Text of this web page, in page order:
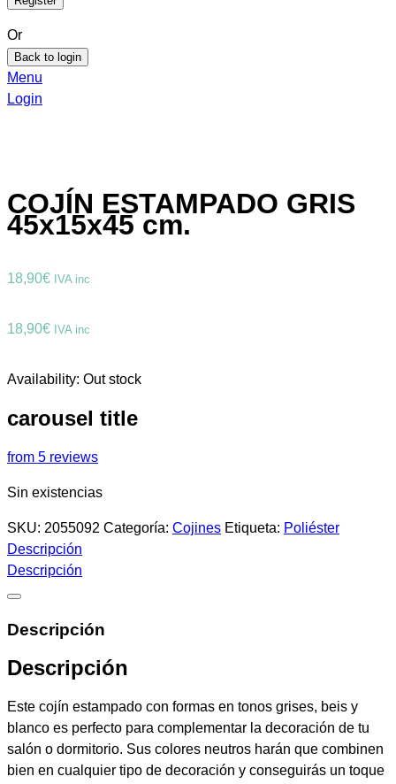
Or
Back to login
Menu
Login
COJÍN ESTAMPADO GRIS
45x15x45 cm.
18,90€ IVA inc
18,90€ IVA inc
Availability: Out stock
carousel title
from 5 reviews
Sin existencias
SKU: 2055092 Categoría: Cojines Etiqueta: Poliéster
Descripción
Descripción
Descripción
Descripción
Este cojín estampado con formas en tonos grises, beis y
blanco es perfecto para complementar la decoración de tu
salón o dormitorio. Sus colores neutros harán que combinen
bien en cualquier tipo de decoración y conseguirás un toque